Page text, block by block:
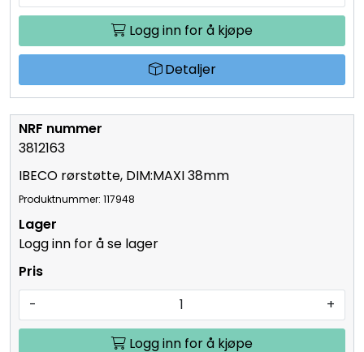
- +
Logg inn for å kjøpe
Detaljer
3812163
IBECO rørstøtte, DIM:MAXI 38mm
Produktnummer: 117948
Logg inn for å se lager
- +